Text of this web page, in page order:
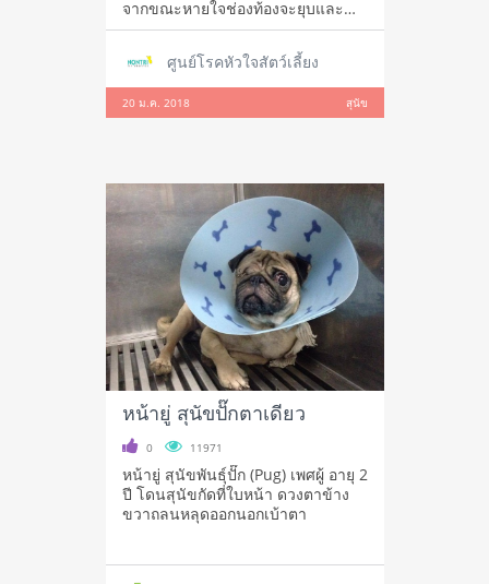
จากขณะหายใจช่องท้องจะยุบและ
ขยายแรงม
ศูนย์โรคหัวใจสัตว์เลี้ยง
20 ม.ค. 2018 สุนัข
หน้ายู่ สุนัขปั๊กตาเดียว
0 11971
หน้ายู่ สุนัขพันธุ์ปั๊ก (Pug) เพศผู้ อายุ 2
ปี โดนสุนัขกัดที่ใบหน้า ดวงตาข้าง
ขวาถลนหลุดออกนอกเบ้าตา